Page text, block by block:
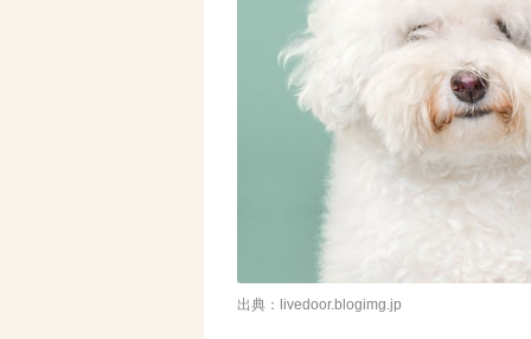
出典：livedoor.blogimg.jp